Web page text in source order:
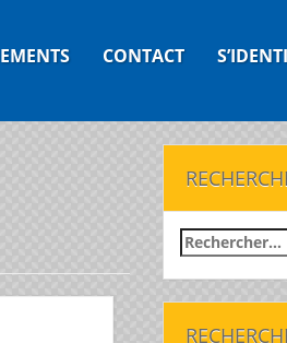
CONTACT
Rechercher :